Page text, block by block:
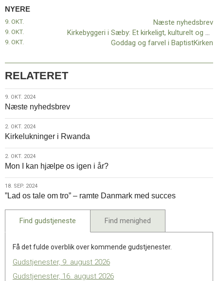
Næste
indlæg:
Næste
Ny
generalsekretær
NYERE
Næste nyhedsbrev
9. OKT.
Kirkebyggeri i Sæby: Et kirkeligt, kulturelt og åndeligt frirum for seniorer
9. OKT.
Goddag og farvel i BaptistKirken
9. OKT.
RELATERET
9.
okt.
2024
9. OKT. 2024
Næste nyhedsbrev
2.
okt.
2024
2. OKT. 2024
Kirkelukninger i Rwanda
2.
okt.
2024
2. OKT. 2024
Mon I kan hjælpe os igen i år?
18.
sep.
2024
18. SEP. 2024
”Lad os tale om tro” – ramte Danmark med succes
Find gudstjeneste Find menighed
Få det fulde overblik over kommende gudstjenester.
Gudstjenester, 9. august 2026
Gudstjenester, 16. august 2026